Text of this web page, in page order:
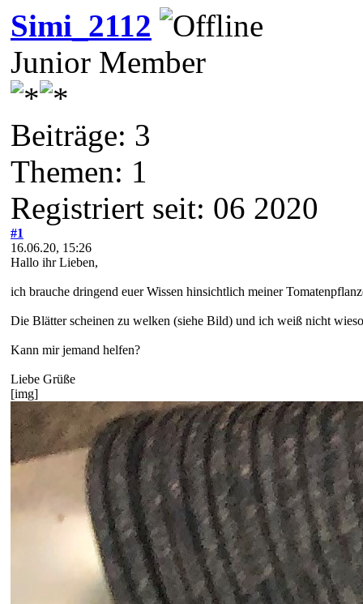
Simi_2112
Junior Member
Beiträge: 3
Themen: 1
Registriert seit: 06 2020
#1
16.06.20, 15:26
Hallo ihr Lieben,
ich brauche dringend euer Wissen hinsichtlich meiner
Die Blätter scheinen zu welken (siehe Bild) und ich weiß nicht
Kann mir jemand helfen?
Liebe Grüße
[img]